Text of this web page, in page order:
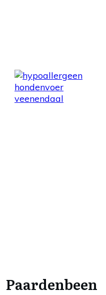
Paardenbeen